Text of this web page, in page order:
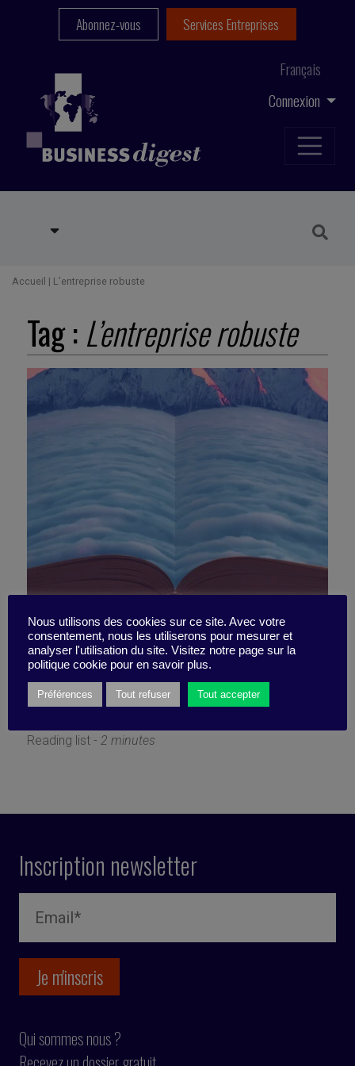
Connexion
Français
Abonnez-vous Services Entreprises
Accueil | L’entreprise robuste
Tag : L’entreprise robuste
C’est pas tout d’en être
conscient…
Reading list - 2 minutes
Inscription newsletter
Qui sommes nous ?
Nous utilisons des cookies sur ce site. Avec votre
consentement, nous les utiliserons pour mesurer et
analyser l'utilisation du site. Visitez notre page sur la
politique cookie pour en savoir plus.
Préférences Tout refuser Tout accepter